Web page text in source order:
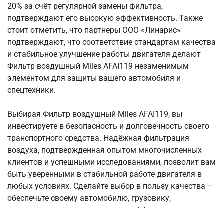
20% за счёт регулярной замены фильтра,
подтверждают его высокую эффективность. Также
стоит отметить, что партнеры ООО «Линарис»
подтверждают, что соответствие стандартам качества
и стабильное улучшение работы двигателя делают
Фильтр воздушный Miles AFAI119 незаменимым
элементом для защиты вашего автомобиля и
спецтехники.
Выбирая Фильтр воздушный Miles AFAI119, вы
инвестируете в безопасность и долговечность своего
транспортного средства. Надёжная фильтрация
воздуха, подтвержденная опытом многочисленных
клиентов и успешными исследованиями, позволит вам
быть уверенными в стабильной работе двигателя в
любых условиях. Сделайте выбор в пользу качества –
обеспечьте своему автомобилю, грузовику,